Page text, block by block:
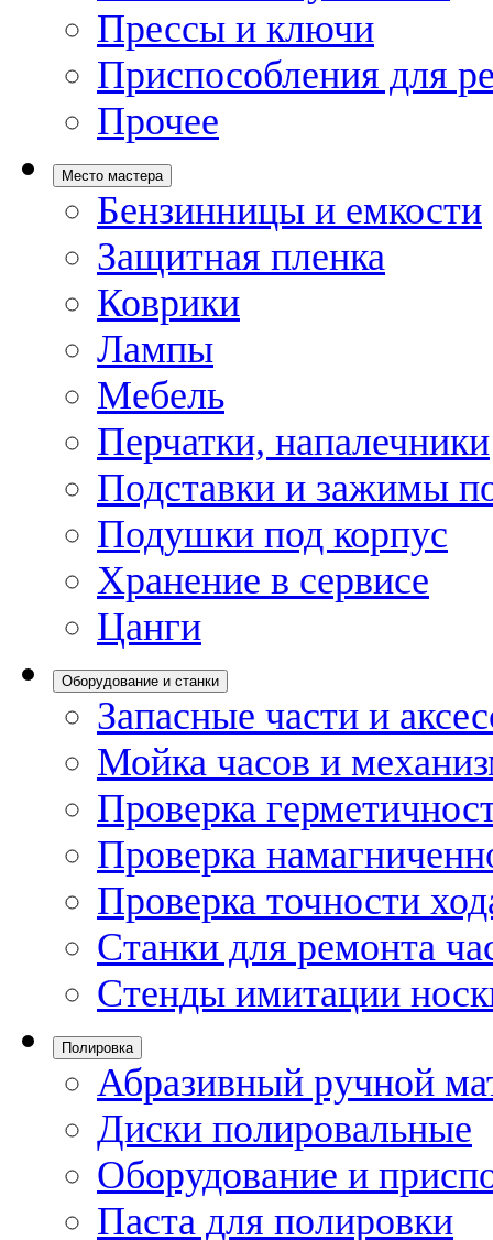
Прессы и ключи
Приспособления для
Прочее
Место мастера
Бензинницы и емкости
Защитная пленка
Коврики
Лампы
Мебель
Перчатки, напалечники
Подставки и зажимы
Подушки под корпус
Хранение в сервисе
Цанги
Оборудование и станки
Запасные части и
Мойка часов и
Проверка
Проверка
Проверка точности
Станки для ремонта
Стенды имитации
Полировка
Абразивный ручной
Диски полировальные
Оборудование и
Паста для полировки